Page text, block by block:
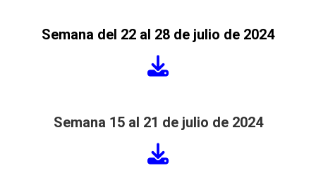
Semana del 22 al 28 de julio de 2024
Semana 15 al 21 de julio de 2024